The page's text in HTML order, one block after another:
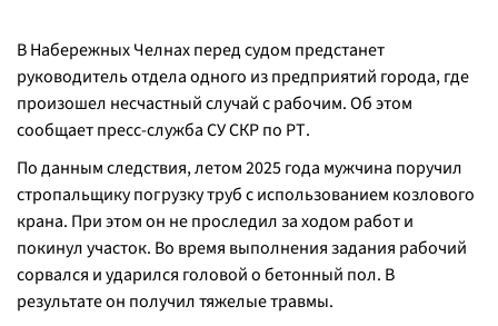
В Набережных Челнах перед судом предстанет
руководитель отдела одного из предприятий города, где
произошел несчастный случай с рабочим. Об этом
сообщает пресс-служба СУ СКР по РТ.
По данным следствия, летом 2025 года мужчина поручил
стропальщику погрузку труб с использованием козлового
крана. При этом он не проследил за ходом работ и
покинул участок. Во время выполнения задания рабочий
сорвался и ударился головой о бетонный пол. В
результате он получил тяжелые травмы.